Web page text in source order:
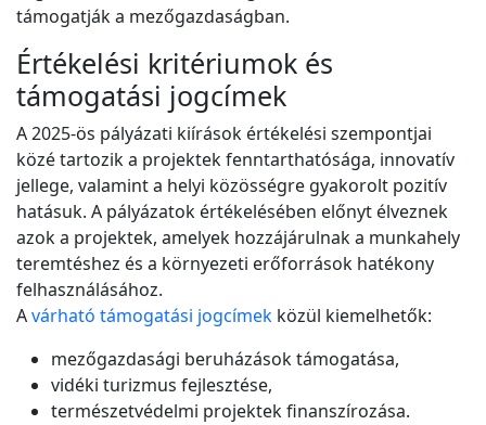
támogatják a mezőgazdaságban.
Értékelési kritériumok és
támogatási jogcímek
A 2025-ös pályázati kiírások értékelési szempontjai
közé tartozik a projektek fenntarthatósága, innovatív
jellege, valamint a helyi közösségre gyakorolt pozitív
hatásuk. A pályázatok értékelésében előnyt élveznek
azok a projektek, amelyek hozzájárulnak a munkahely
teremtéshez és a környezeti erőforrások hatékony
felhasználásához.
Avárható támogatási jogcímek közül kiemelhetők:
mezőgazdasági beruházások támogatása,
vidéki turizmus fejlesztése,
természetvédelmi projektek finanszírozása.